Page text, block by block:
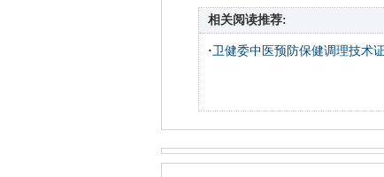
相关阅读推荐:
·卫健委中医预防保健调理技术